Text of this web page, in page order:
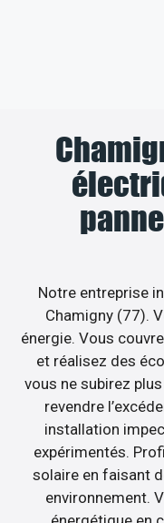
Notre entreprise
Chamigny (77).
énergie. Vous
et réalisez des
vous ne subirez
revendre
installation
expérimentés.
solaire en faisant
environnement.